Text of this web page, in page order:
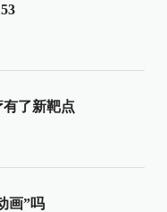
了新靶点
画”吗